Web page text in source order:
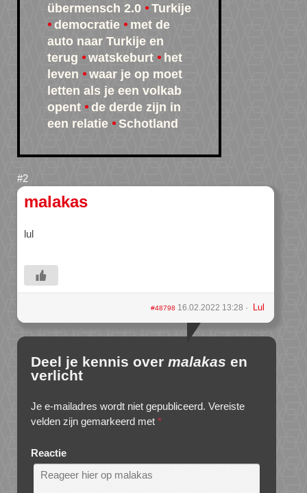
übermensch 2.0
Turkije
democratie
met de
auto naar Turkije en
terug
watskeburt
het
leven
waar je op moet
letten als je een volkab
opent
de derde zijn in
een relatie
Schotland
malakas
lul
#48798 16.02.2022 13:28 Lul
Deel je kennis over malakas en
verlicht
Je e-mailadres wordt niet gepubliceerd. Vereiste
velden zijn gemarkeerd met *
Reactie